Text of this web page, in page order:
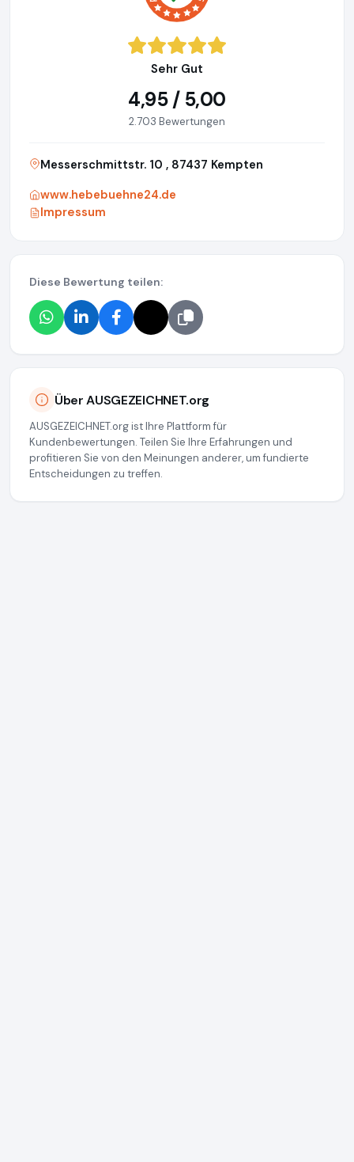
Sehr Gut
4,95 / 5,00
2.703 Bewertungen
Messerschmittstr. 10 , 87437 Kempten
www.hebebuehne24.de
Impressum
Diese Bewertung teilen:
Über AUSGEZEICHNET.org
AUSGEZEICHNET.org ist Ihre Plattform für
Kundenbewertungen. Teilen Sie Ihre Erfahrungen und
profitieren Sie von den Meinungen anderer, um fundierte
Entscheidungen zu treffen.